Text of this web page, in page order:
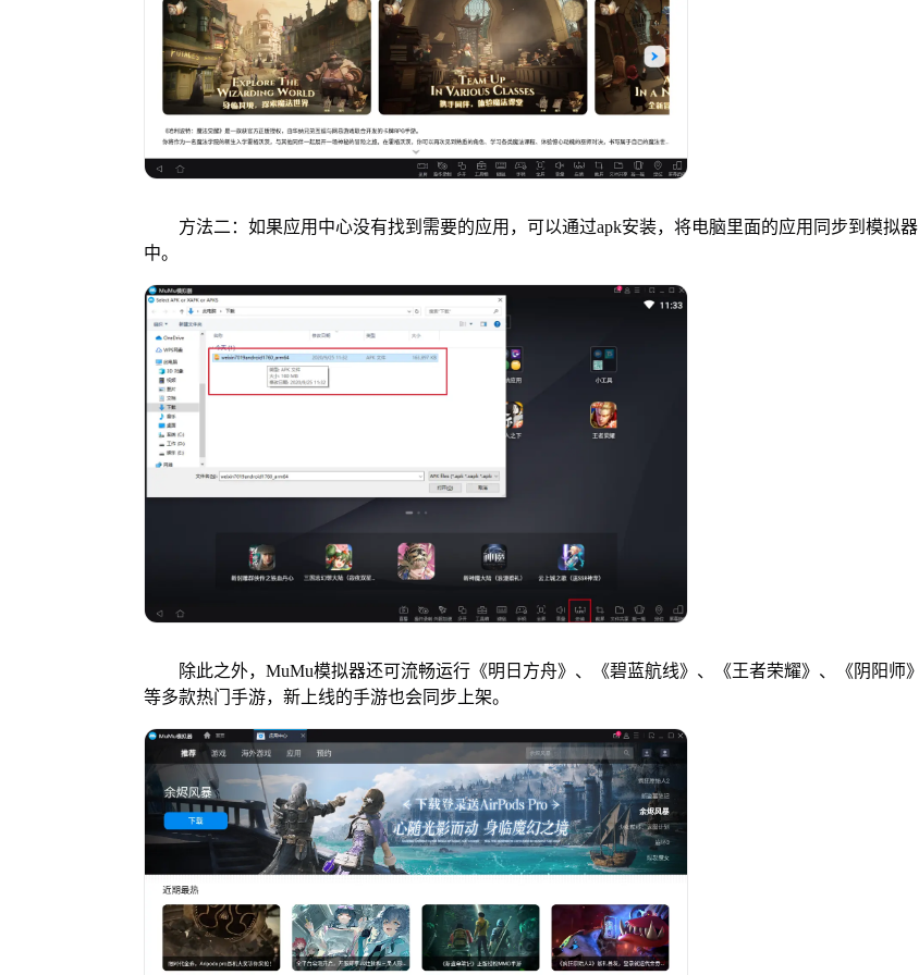
方法二：如果应用中心没有找到需要的应用，可以通过apk安装，将电脑里面的应用同步到模拟器
中。
除此之外，MuMu模拟器还可流畅运行《明日方舟》、《碧蓝航线》、《王者荣耀》、《阴阳师》
等多款热门手游，新上线的手游也会同步上架。